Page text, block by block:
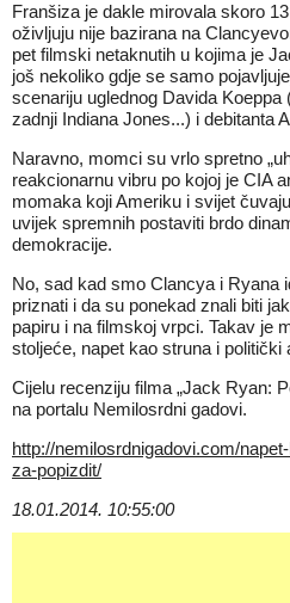
Franšiza je dakle mirovala skoro
oživljuju nije bazirana na
pet filmski netaknutih u kojima je
još nekoliko gdje se samo
scenariju uglednog Davida Koeppa
zadnji Indiana Jones...) i debitanta
Naravno, momci su vrlo spretno
reakcionarnu vibru po kojoj je CIA
momaka koji Ameriku i svijet
uvijek spremnih postaviti brdo
demokracije.
No, sad kad smo Clancya i Ryana
priznati i da su ponekad znali biti
papiru i na filmskoj vrpci. Takav je
stoljeće, napet kao struna i politički
Cijelu recenziju filma „Jack Ryan:
na portalu Nemilosrdni gadovi.
http://nemilosrdnigadovi.com/
za-popizdit/
18.01.2014. 10:55:00